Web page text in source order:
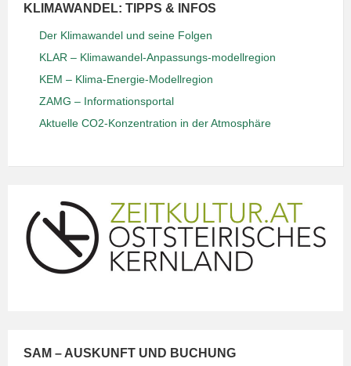
KLIMAWANDEL: TIPPS & INFOS
Der Klimawandel und seine Folgen
KLAR – Klimawandel-Anpassungs-modellregion
KEM – Klima-Energie-Modellregion
ZAMG – Informationsportal
Aktuelle CO2-Konzentration in der Atmosphäre
SAM – AUSKUNFT UND BUCHUNG